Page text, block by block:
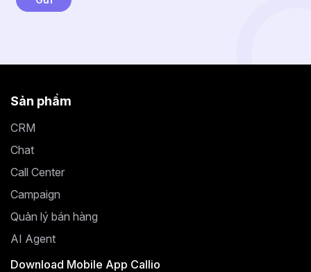
Sản phẩm
CRM
Chat
Call Center
Campaign
Quản lý bán hàng
AI Agent
Download Mobile App Callio